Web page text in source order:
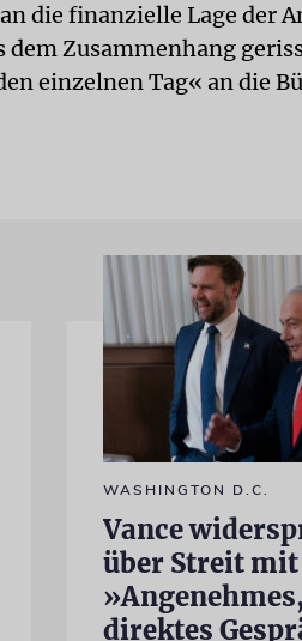
die finanzielle Lage der
dem Zusammenhang
einzelnen Tag« an die
WASHINGTON D.C.
Vance
über Streit
direktes